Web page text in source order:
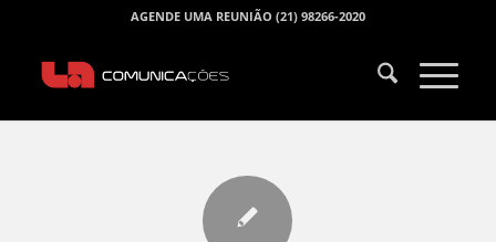
AGENDE UMA REUNIÃO (21) 98266-2020